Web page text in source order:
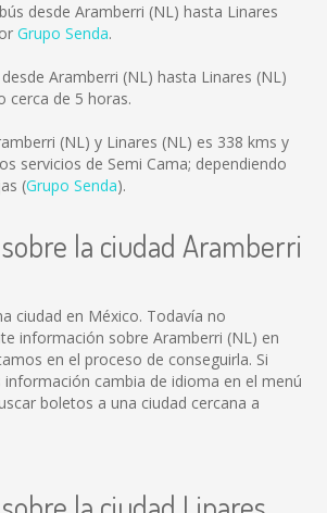
desde Aramberri (NL) hasta Linares
Grupo Senda.
Aramberri (NL) hasta Linares (NL)
cerca de 5 horas.
(NL) y Linares (NL) es 338 kms y
servicios de Semi Cama; dependiendo
(Grupo Senda).
la ciudad Aramberri
ciudad en México. Todavía no
información sobre Aramberri (NL) en
en el proceso de conseguirla. Si
cambia de idioma en el menú
boletos a una ciudad cercana a